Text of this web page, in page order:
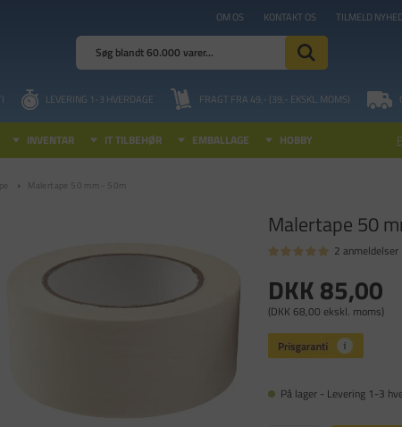
OM OS KONTAKT OS TILMELD
LEVERING 1-3 HVERDAGE FRAGT FRA 49,- (39,- EKSKL. MOMS)
INVENTAR IT TILBEHØR EMBALLAGE HOBBY
Malertape 50 mm - 50m
Malertape 50
2 anmeldelser
DKK 85,00
(DKK 68,00 ekskl. moms)
På lager - Levering 1-3